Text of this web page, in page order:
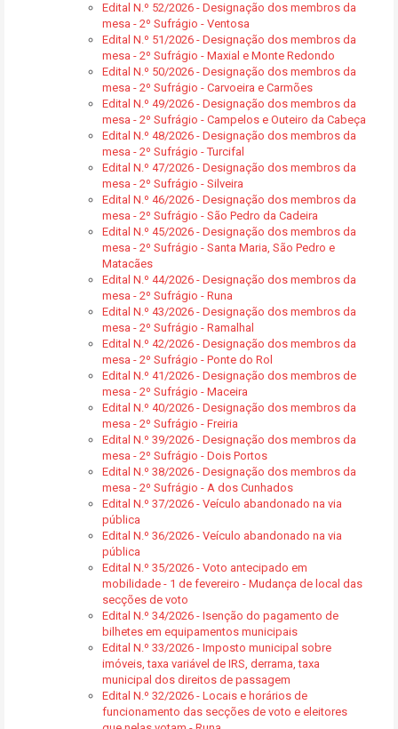
Edital N.º 52/2026 - Designação dos membros da
mesa - 2º Sufrágio - Ventosa
Edital N.º 51/2026 - Designação dos membros da
mesa - 2º Sufrágio - Maxial e Monte Redondo
Edital N.º 50/2026 - Designação dos membros da
mesa - 2º Sufrágio - Carvoeira e Carmões
Edital N.º 49/2026 - Designação dos membros da
mesa - 2º Sufrágio - Campelos e Outeiro da Cabeça
Edital N.º 48/2026 - Designação dos membros da
mesa - 2º Sufrágio - Turcifal
Edital N.º 47/2026 - Designação dos membros da
mesa - 2º Sufrágio - Silveira
Edital N.º 46/2026 - Designação dos membros da
mesa - 2º Sufrágio - São Pedro da Cadeira
Edital N.º 45/2026 - Designação dos membros da
mesa - 2º Sufrágio - Santa Maria, São Pedro e
Matacães
Edital N.º 44/2026 - Designação dos membros da
mesa - 2º Sufrágio - Runa
Edital N.º 43/2026 - Designação dos membros da
mesa - 2º Sufrágio - Ramalhal
Edital N.º 42/2026 - Designação dos membros da
mesa - 2º Sufrágio - Ponte do Rol
Edital N.º 41/2026 - Designação dos membros de
mesa - 2º Sufrágio - Maceira
Edital N.º 40/2026 - Designação dos membros da
mesa - 2º Sufrágio - Freiria
Edital N.º 39/2026 - Designação dos membros da
mesa - 2º Sufrágio - Dois Portos
Edital N.º 38/2026 - Designação dos membros da
mesa - 2º Sufrágio - A dos Cunhados
Edital N.º 37/2026 - Veículo abandonado na via
pública
Edital N.º 36/2026 - Veículo abandonado na via
pública
Edital N.º 35/2026 - Voto antecipado em
mobilidade - 1 de fevereiro - Mudança de local das
secções de voto
Edital N.º 34/2026 - Isenção do pagamento de
bilhetes em equipamentos municipais
Edital N.º 33/2026 - Imposto municipal sobre
imóveis, taxa variável de IRS, derrama, taxa
municipal dos direitos de passagem
Edital N.º 32/2026 - Locais e horários de
funcionamento das secções de voto e eleitores